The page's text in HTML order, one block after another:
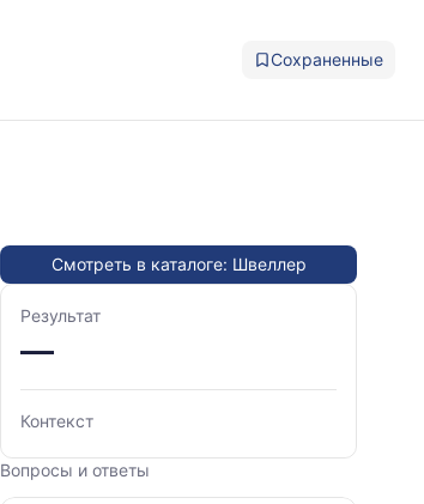
Сохраненные
Смотреть в каталоге: Швеллер
Результат
—
Контекст
Вопросы и ответы